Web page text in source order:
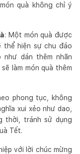
quà không chỉ ý
: Một món quà được
hiện sự chu đáo
dán thêm nhãn
làm món quà thêm
phong tục, không
xui xẻo như dao,
thời, tránh sử dụng
Tết.
với lời chúc mừng